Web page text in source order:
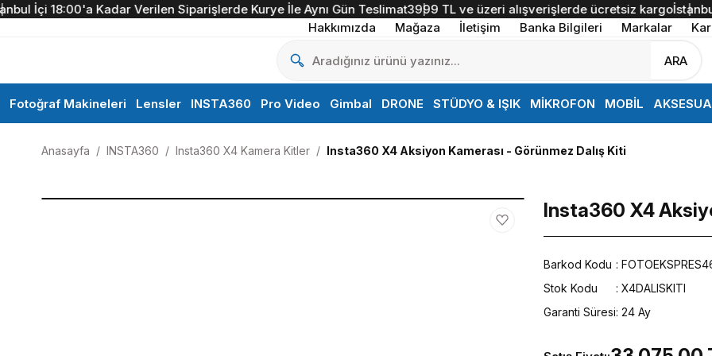
18:00'a Kadar Verilen Siparişlerde Kurye İle Aynı Gün Teslimat3999 TL ve üzeri alışverişlerde ücretsiz kargo İstanbul İçi
Hakkımızda
Mağaza İletişim Banka Bilgileri Markalar
ARA
Fotoğraf Makineleri Lensler INSTA360 Pro Video Gimbal DRONE STÜDYO & IŞIK MİKROFON MOBİL
Anasayfa INSTA360 Insta360 X4 Kamera Kitler Insta360 X4 Aksiyon Kamerası - Görünmez Dalış Kiti
Insta360 X4
Barkod Kodu
Stok Kodu
X4DALISKITI
Garanti Süresi 24 Ay